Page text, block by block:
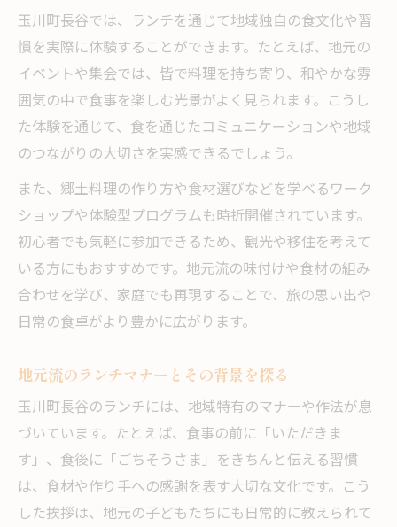
玉川町長谷では、ランチを通じて地域独自の食文化や習
慣を実際に体験することができます。たとえば、地元の
イベントや集会では、皆で料理を持ち寄り、和やかな雰
囲気の中で食事を楽しむ光景がよく見られます。こうし
た体験を通じて、食を通じたコミュニケーションや地域
のつながりの大切さを実感できるでしょう。
また、郷土料理の作り方や食材選びなどを学べるワーク
ショップや体験型プログラムも時折開催されています。
初心者でも気軽に参加できるため、観光や移住を考えて
いる方にもおすすめです。地元流の味付けや食材の組み
合わせを学び、家庭でも再現することで、旅の思い出や
日常の食卓がより豊かに広がります。
地元流のランチマナーとその背景を探る
玉川町長谷のランチには、地域特有のマナーや作法が息
づいています。たとえば、食事の前に「いただきま
す」、食後に「ごちそうさま」をきちんと伝える習慣
は、食材や作り手への感謝を表す大切な文化です。こう
した挨拶は、地元の子どもたちにも日常的に教えられて